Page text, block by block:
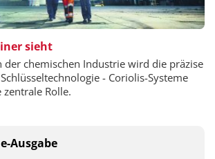
sieht
der chemischen Industrie wird die präzise
- Coriolis-Systeme
Rolle.
Ausgabe